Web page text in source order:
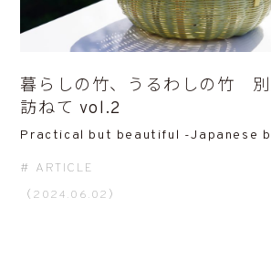
暮らしの竹、うるわしの竹 別
訪ねて vol.2
Practical but beautiful -Japanese
ARTICLE
（2024.06.02）